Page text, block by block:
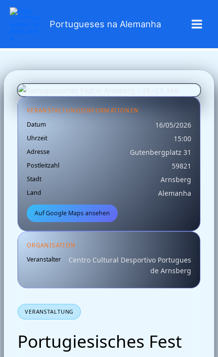
Zum
Inhalt
Portugueses na Alemanha
VERANSTALTUNG
Portugiesisches Fest
VERANSTALTUNGSINFORMATIONEN
Datum 16/05/2026
Uhrzeit 15:00
Adresse Gutenbergplatz 31
Postleitzahl 59821
Stadt Arnsberg
Land Alemanha
Auf Google Maps ansehen
ORGANISATION
Veranstalter
Centro Cultural Desportivo Portugues
de Arnsberg